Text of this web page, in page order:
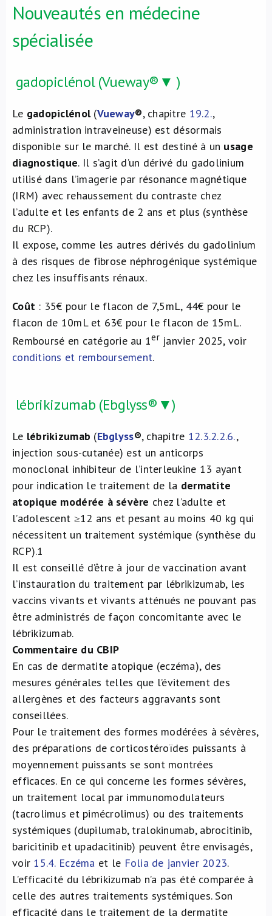
Nouveautés en médecine
spécialisée
gadopiclénol (Vueway®▼ )
Le gadopiclénol(Vueway®, chapitre 19.2.,
administration intraveineuse) est désormais
disponible sur le marché. Il est destiné à un usage
diagnostique. Il s’agit d’un dérivé du gadolinium
utilisé dans l’imagerie par résonance magnétique
(IRM) avec rehaussement du contraste chez
l’adulte et les enfants de 2 ans et plus (synthèse
du RCP).
Il expose, comme les autres dérivés du gadolinium
à des risques de fibrose néphrogénique systémique
chez les insuffisants rénaux.
Coût : 35€ pour le flacon de 7,5mL, 44€ pour le
flacon de 10mL et 63€ pour le flacon de 15mL.
Remboursé en catégorie au 1erjanvier 2025, voir
conditions et remboursement.
lébrikizumab (Ebglyss®▼)
Le lébrikizumab (Ebglyss®, chapitre 12.3.2.2.6.,
injection sous-cutanée) est un anticorps
monoclonal inhibiteur de l’interleukine 13 ayant
pour indication le traitement de la dermatite
atopique modérée à sévère chez l’adulte et
l’adolescent ≥12 ans et pesant au moins 40 kg qui
nécessitent un traitement systémique (synthèse du
RCP).1
Il est conseillé d’être à jour de vaccination avant
l’instauration du traitement par lébrikizumab, les
vaccins vivants et vivants atténués ne pouvant pas
être administrés de façon concomitante avec le
lébrikizumab.
Commentaire du CBIP
En cas de dermatite atopique (eczéma), des
mesures générales telles que l’évitement des
allergènes et des facteurs aggravants sont
conseillées.
Pour le traitement des formes modérées à sévères,
des préparations de corticostéroïdes puissants à
moyennement puissants se sont montrées
efficaces. En ce qui concerne les formes sévères,
un traitement local par immunomodulateurs
(tacrolimus et pimécrolimus) ou des traitements
systémiques (dupilumab, tralokinumab, abrocitinib,
baricitinib et upadacitinib) peuvent être envisagés,
voir 15.4. Eczéma et le Folia de janvier 2023.
L’efficacité du lébrikizumab n’a pas été comparée à
celle des autres traitements systémiques. Son
efficacité dans le traitement de la dermatite